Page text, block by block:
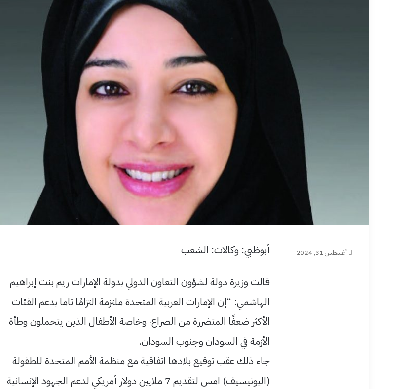
أبوظبي: وكالات: الشعب
قالت وزيرة دولة لشؤون التعاون الدولي بدولة الإمارات ريم بنت إبراهيم
الهاشمي: “إن الإمارات العربية المتحدة ملتزمة التزامًا تاما بدعم الفئات
الأكثر ضعفًا المتضررة من الصراع، وخاصة الأطفال الذين يتحملون وطأة
الأزمة في السودان وجنوب السودان.
جاء ذلك عقب توقيع بلادها اتفاقية مع منظمة الأمم المتحدة للطفولة
(اليونيسيف) امس لتقديم 7 ملايين دولار أمريكي لدعم الجهود الإنسانية
أغسطس 31, 2024